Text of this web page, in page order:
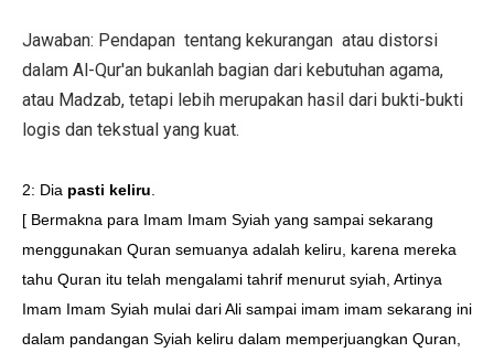
Jawaban: Pendapan tentang kekurangan atau distorsi
dalam Al-Qur'an bukanlah bagian dari kebutuhan agama,
atau Madzab, tetapi lebih merupakan hasil dari bukti-bukti
logis dan tekstual yang kuat.
2: Dia pasti keliru
[ Bermakna para Imam Imam Syiah yang sampai sekarang
menggunakan Quran semuanya adalah keliru, karena mereka
tahu Quran itu telah mengalami tahrif menurut syiah, Artinya
Imam Imam Syiah mulai dari Ali sampai imam imam sekarang ini
dalam pandangan Syiah keliru dalam memperjuangkan Quran,